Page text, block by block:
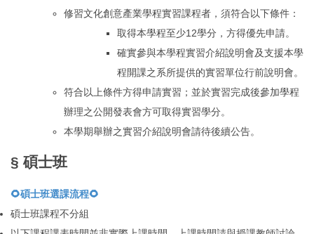
修習文化創意產業學程實習課程者，須符合以下條件：
取得本學程至少12學分，方得優先申請。
確實參與本學程實習介紹說明會及支援本學
程開課之系所提供的實習單位行前說明會。
符合以上條件方得申請實習；並於實習完成後參加學程
辦理之公開發表會方可取得實習學分。
本學期舉辦之實習介紹說明會請待後續公告。
§ 碩士班
🌻碩士班選課流程🌻
碩士班課程不分組